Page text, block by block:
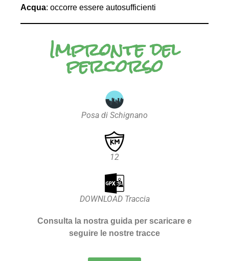
Acqua: occorre essere autosufficienti
Impronte del
percorso
Posa di Schignano
12
DOWNLOAD Traccia
Consulta la nostra guida per scaricare e
seguire le nostre tracce